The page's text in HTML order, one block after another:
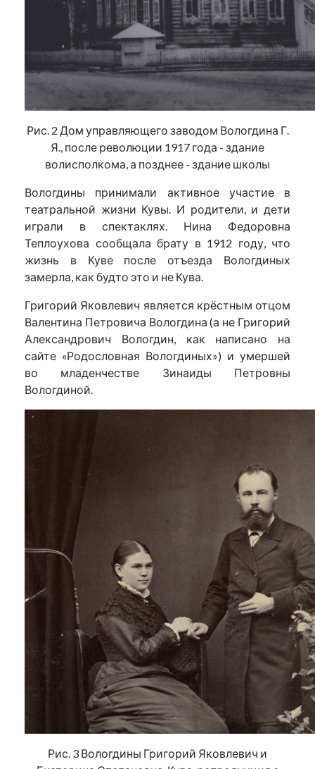
Рис. 2 Дом управляющего заводом Вологдина Г.
Я., после революции 1917 года - здание
волисполкома, а позднее - здание школы
Вологдины принимали активное участие в
театральной жизни Кувы. И родители, и дети
играли в спектаклях. Нина Федоровна
Теплоухова сообщала брату в 1912 году, что
жизнь в Куве после отъезда Вологдиных
замерла, как будто это и не Кува.
Григорий Яковлевич является крёстным отцом
Валентина Петровича Вологдина (а не Григорий
Александрович Вологдин, как написано на
сайте «Родословная Вологдиных») и умершей
во младенчестве Зинаиды Петровны
Вологдиной.
Рис. 3 Вологдины Григорий Яковлевич и